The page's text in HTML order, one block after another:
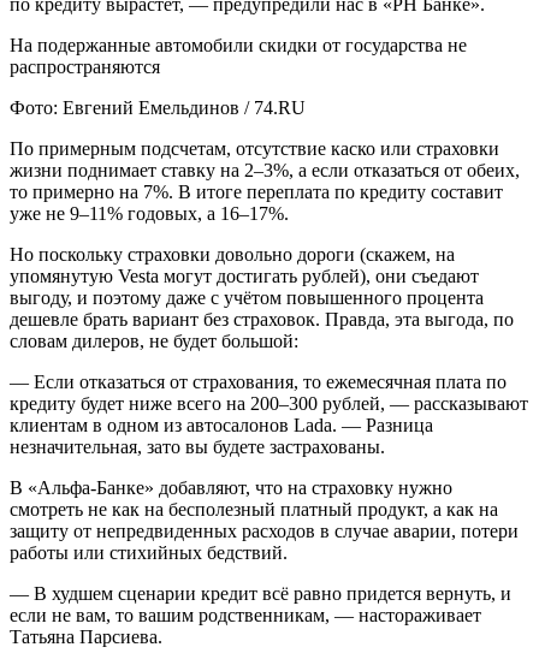
На подержанные автомобили скидки от государства не
распространяются
Фото: Евгений Емельдинов / 74.RU
По примерным подсчетам, отсутствие каско или страховки
жизни поднимает ставку на 2–3%, а если отказаться от обеих,
то примерно на 7%. В итоге переплата по кредиту составит
уже не 9–11% годовых, а 16–17%.
Но поскольку страховки довольно дороги (скажем, на
упомянутую Vesta могут достигать рублей), они съедают
выгоду, и поэтому даже с учётом повышенного процента
дешевле брать вариант без страховок. Правда, эта выгода, по
словам дилеров, не будет большой:
— Если отказаться от страхования, то ежемесячная плата по
кредиту будет ниже всего на 200–300 рублей, — рассказывают
клиентам в одном из автосалонов Lada. — Разница
незначительная, зато вы будете застрахованы.
В «Альфа-Банке» добавляют, что на страховку нужно
смотреть не как на бесполезный платный продукт, а как на
защиту от непредвиденных расходов в случае аварии, потери
работы или стихийных бедствий.
— В худшем сценарии кредит всё равно придется вернуть, и
если не вам, то вашим родственникам, — настораживает
Татьяна Парсиева.